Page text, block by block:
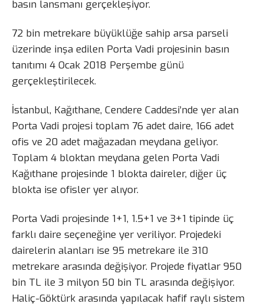
basın lansmanı gerçekleşiyor.
72 bin metrekare büyüklüğe sahip arsa parseli
üzerinde inşa edilen Porta Vadi projesinin basın
tanıtımı 4 Ocak 2018 Perşembe günü
gerçekleştirilecek.
İstanbul, Kağıthane, Cendere Caddesi’nde yer alan
Porta Vadi projesi toplam 76 adet daire, 166 adet
ofis ve 20 adet mağazadan meydana geliyor.
Toplam 4 bloktan meydana gelen Porta Vadi
Kağıthane projesinde 1 blokta daireler, diğer üç
blokta ise ofisler yer alıyor.
Porta Vadi projesinde 1+1, 1.5+1 ve 3+1 tipinde üç
farklı daire seçeneğine yer veriliyor. Projedeki
dairelerin alanları ise 95 metrekare ile 310
metrekare arasında değişiyor. Projede fiyatlar 950
bin TL ile 3 milyon 50 bin TL arasında değişiyor.
Haliç-Göktürk arasında yapılacak hafif raylı sistem